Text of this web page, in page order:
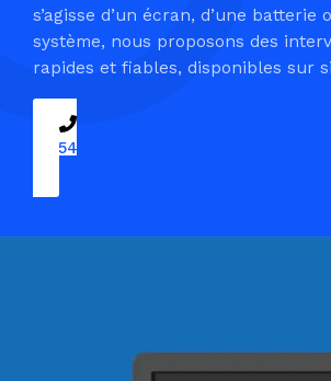
s’agisse d’un écran, d’une batterie
système, nous proposons des
rapides et fiables, disponibles sur
09 54 37 04 03